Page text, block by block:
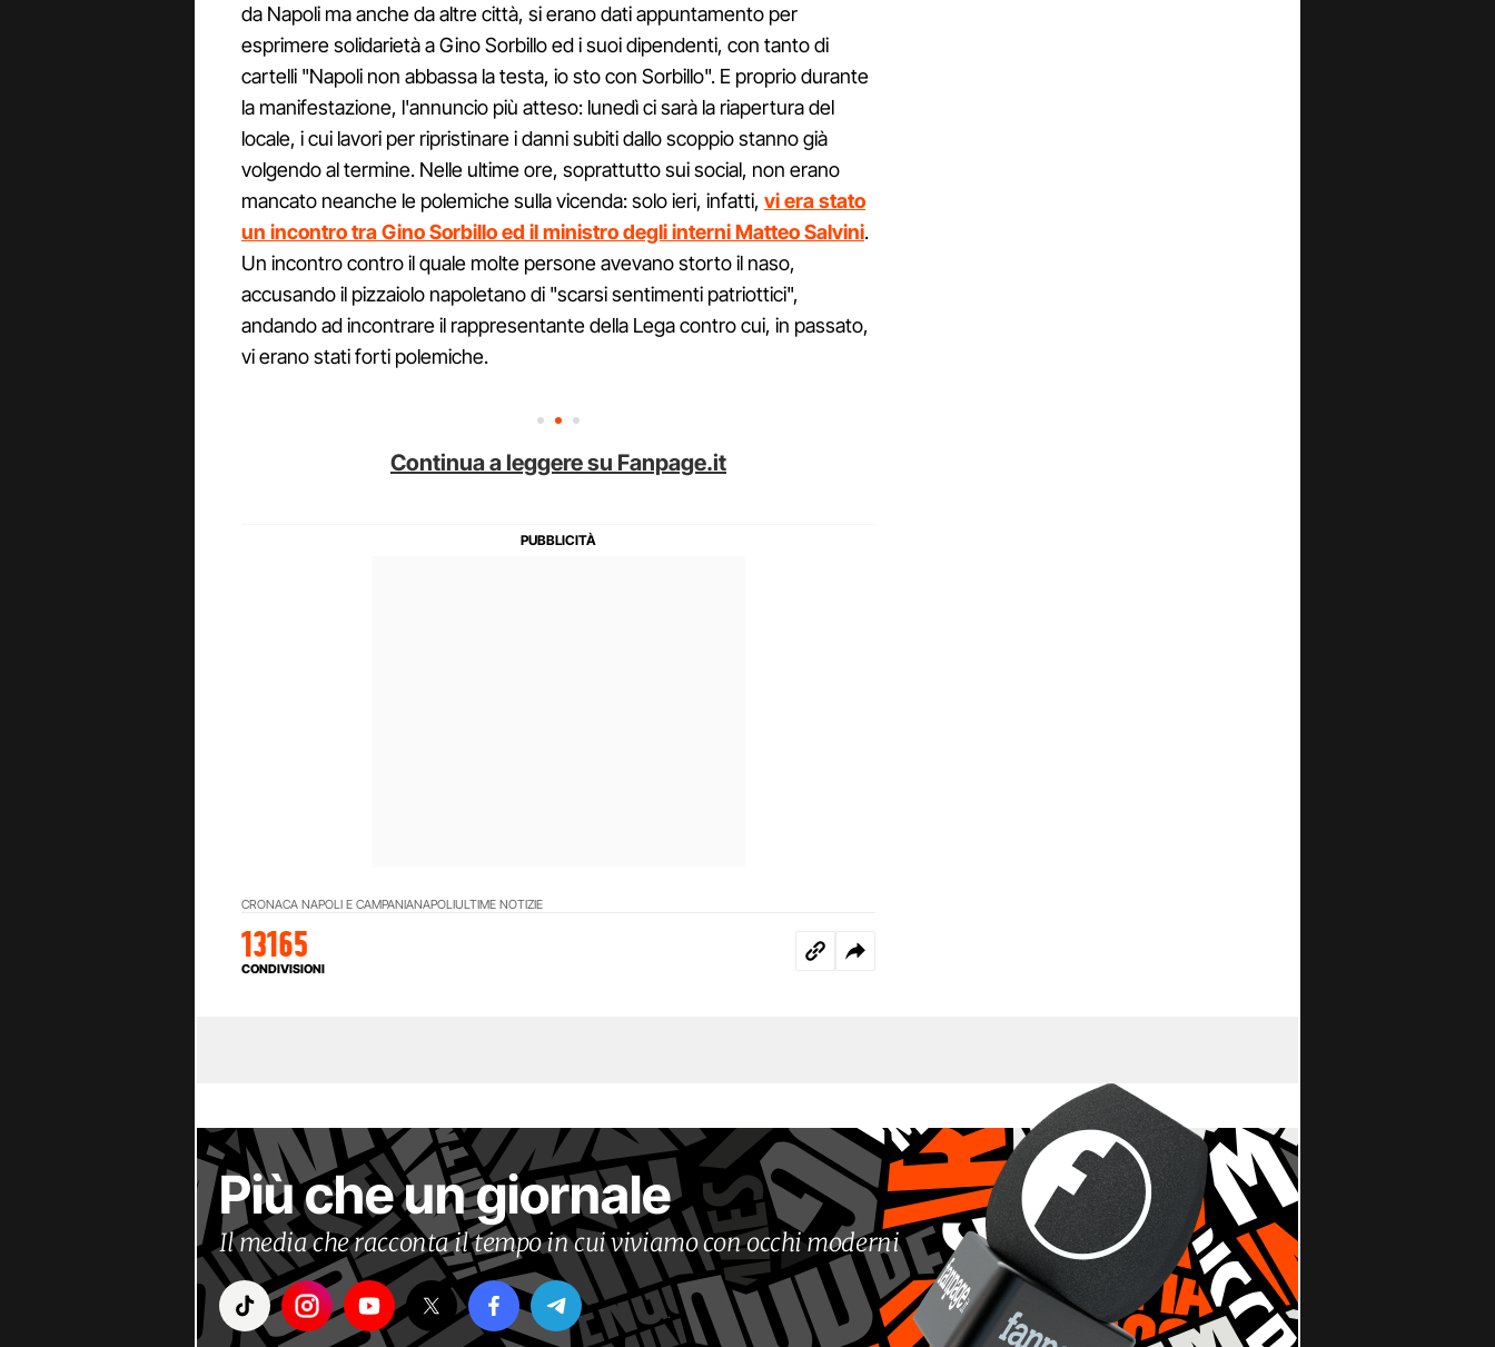
da Napoli ma anche da altre città, si erano dati appuntamento per
esprimere solidarietà a Gino Sorbillo ed i suoi dipendenti, con tanto di
cartelli "Napoli non abbassa la testa, io sto con Sorbillo". E proprio durante
la manifestazione, l'annuncio più atteso: lunedì ci sarà la riapertura del
locale, i cui lavori per ripristinare i danni subiti dallo scoppio stanno già
volgendo al termine. Nelle ultime ore, soprattutto sui social, non erano
mancato neanche le polemiche sulla vicenda: solo ieri, infatti, vi era stato
un incontro tra Gino Sorbillo ed il ministro degli interni Matteo Salvini.
Un incontro contro il quale molte persone avevano storto il naso,
accusando il pizzaiolo napoletano di "scarsi sentimenti patriottici",
andando ad incontrare il rappresentante della Lega contro cui, in passato,
vi erano stati forti polemiche.
Continua a leggere su Fanpage.it
CRONACA NAPOLI E CAMPANIANAPOLIULTIME NOTIZIE
13165
CONDIVISIONI
Più che un giornale
Il media che racconta il tempo in cui viviamo con occhi moderni